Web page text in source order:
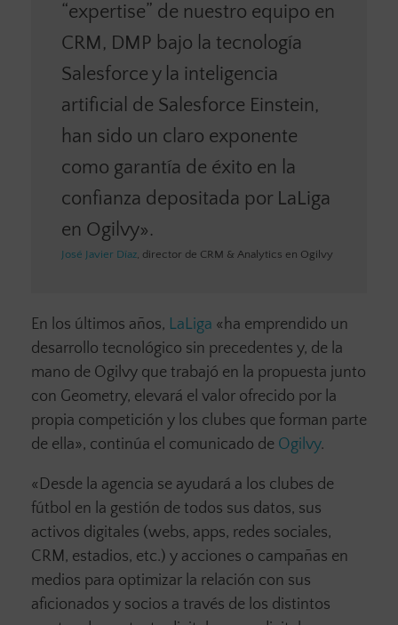
“expertise” de nuestro equipo en
CRM, DMP bajo la tecnología
Salesforce y la inteligencia
artificial de Salesforce Einstein,
han sido un claro exponente
como garantía de éxito en la
confianza depositada por LaLiga
en Ogilvy».
José Javier Díaz, director de CRM & Analytics en Ogilvy
En los últimos años, LaLiga «ha emprendido un
desarrollo tecnológico sin precedentes y, de la
mano de Ogilvy que trabajó en la propuesta junto
con Geometry, elevará el valor ofrecido por la
propia competición y los clubes que forman parte
de ella», continúa el comunicado de Ogilvy.
«Desde la agencia se ayudará a los clubes de
fútbol en la gestión de todos sus datos, sus
activos digitales (webs, apps, redes sociales,
CRM, estadios, etc.) y acciones o campañas en
medios para optimizar la relación con sus
aficionados y socios a través de los distintos